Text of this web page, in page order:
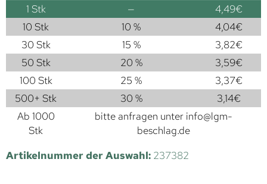
1 Stk — 4,49€
10 Stk
10 % 4,04€
30 Stk
15 % 3,82€
50 Stk
20 % 3,59€
100 Stk
25 % 3,37€
500+ Stk
30 % 3,14€
Ab 1000
Stk
bitte anfragen unter info@lgm-
beschlag.de
Artikelnummer der Auswahl: 237382